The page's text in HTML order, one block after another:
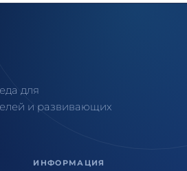
для
и развивающих
ИНФОРМАЦИЯ